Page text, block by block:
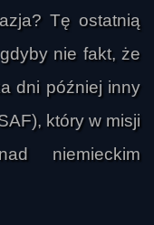
Tę ostatnią
nie fakt, że
dni później inny
który w misji
niemieckim